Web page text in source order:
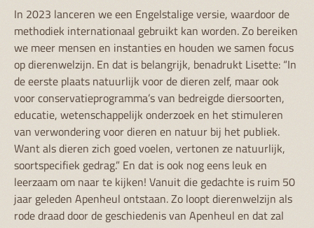
In 2023 lanceren we een Engelstalige versie, waardoor de
methodiek internationaal gebruikt kan worden. Zo bereiken
we meer mensen en instanties en houden we samen focus
op dierenwelzijn. En dat is belangrijk, benadrukt Lisette: “In
de eerste plaats natuurlijk voor de dieren zelf, maar ook
voor conservatieprogramma’s van bedreigde diersoorten,
educatie, wetenschappelijk onderzoek en het stimuleren
van verwondering voor dieren en natuur bij het publiek.
Want als dieren zich goed voelen, vertonen ze natuurlijk,
soortspecifiek gedrag.” En dat is ook nog eens leuk en
leerzaam om naar te kijken! Vanuit die gedachte is ruim 50
jaar geleden Apenheul ontstaan. Zo loopt dierenwelzijn als
rode draad door de geschiedenis van Apenheul en dat zal